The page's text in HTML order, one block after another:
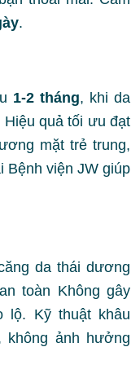
.
1-2 tháng, khi da
quả tối ưu đạt
mặt trẻ trung,
Bệnh viện JW giúp
da thái dương
toàn Không gây
lộ. Kỹ thuật khâu
không ảnh hưởng